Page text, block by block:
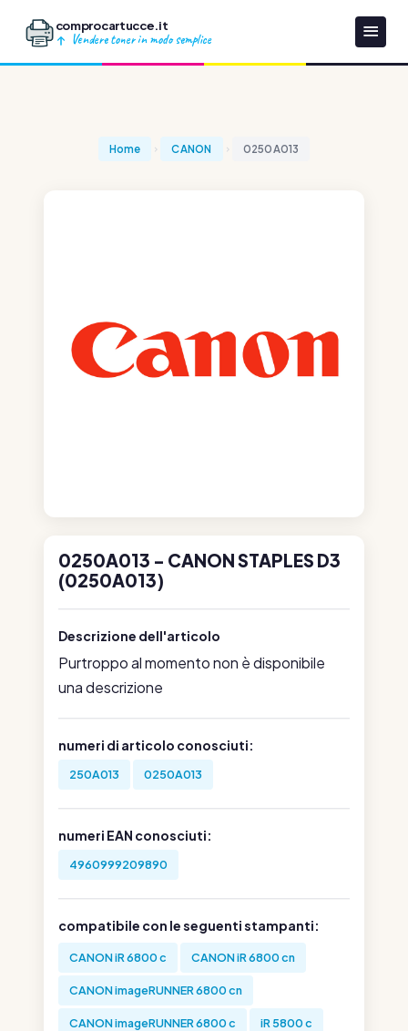
comprocartucce.it
Vendere toner in modo semplice
Home CANON 0250A013
0250A013 - CANON STAPLES D3
(0250A013)
Descrizione dell'articolo
Purtroppo al momento non è disponibile
una descrizione
numeri di articolo conosciuti:
250A013 0250A013
numeri EAN conosciuti:
4960999209890
compatibile con le seguenti stampanti:
CANON iR 6800 c CANON iR 6800 cn
CANON imageRUNNER 6800 cn
CANON imageRUNNER 6800 c iR 5800 c